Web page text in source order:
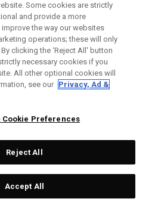
Internetprotokoll-
Adresse (eine
einem Computer bei
Nutzung des Internets
automatisch
wird), Ihres
Datums-/
Some cookies are strictly
and provide a more
the way our websites
operations; these will only
clicking the ‘Reject All' button
necessary cookies if you
All other optional cookies will
see our Privacy, Ad &
Cookie Preferences
Reject All
Accept All